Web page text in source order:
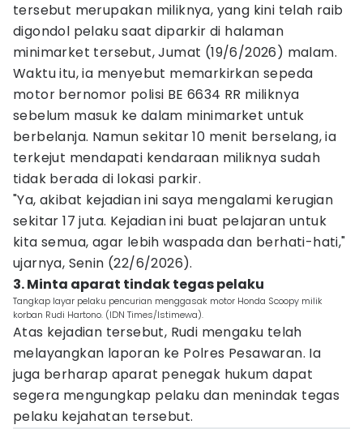
tersebut merupakan miliknya, yang kini telah raib
digondol pelaku saat diparkir di halaman
minimarket tersebut, Jumat (19/6/2026) malam.
Waktu itu, ia menyebut memarkirkan sepeda
motor bernomor polisi BE 6634 RR miliknya
sebelum masuk ke dalam minimarket untuk
berbelanja. Namun sekitar 10 menit berselang, ia
terkejut mendapati kendaraan miliknya sudah
tidak berada di lokasi parkir.
"Ya, akibat kejadian ini saya mengalami kerugian
sekitar 17 juta. Kejadian ini buat pelajaran untuk
kita semua, agar lebih waspada dan berhati-hati,"
ujarnya, Senin (22/6/2026).
3. Minta aparat tindak tegas pelaku
Tangkap layar pelaku pencurian menggasak motor Honda Scoopy milik
korban Rudi Hartono. (IDN Times/Istimewa).
Atas kejadian tersebut, Rudi mengaku telah
melayangkan laporan ke Polres Pesawaran. Ia
juga berharap aparat penegak hukum dapat
segera mengungkap pelaku dan menindak tegas
pelaku kejahatan tersebut.